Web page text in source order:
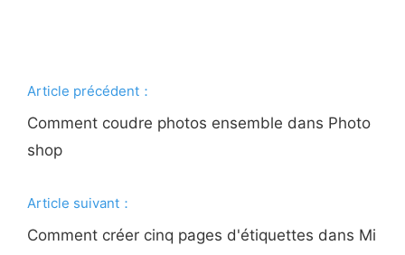
Article précédent：
Comment coudre photos ensemble dans Photo
shop
Article suivant：
Comment créer cinq pages d'étiquettes dans Mi